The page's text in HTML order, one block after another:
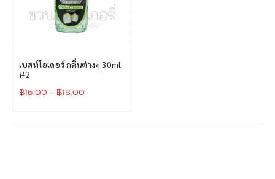
เบสท์โอเดอร์ กลิ่นต่างๆ 30ml
#2
฿16.00– ฿18.00